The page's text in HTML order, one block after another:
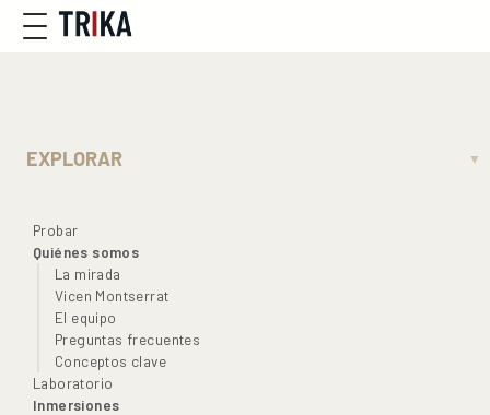
EXPLORAR ▼
Probar
Quiénes somos
La mirada
Vicen Montserrat
El equipo
Preguntas frecuentes
Conceptos clave
Laboratorio
Inmersiones